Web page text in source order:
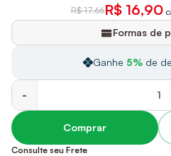
R$ 17,66R$ 16,90
Ganhe 5% de
Formas de
-
Comprar
Consulte seu Frete